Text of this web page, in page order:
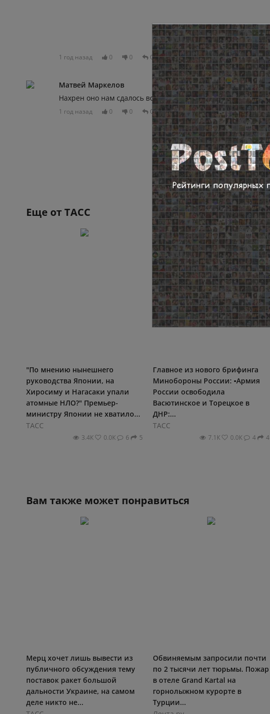
1 год назад 0 0 Отвечать
Матвей Маркелов
Нахрен оно нам сдалось вообще
1 год назад 0 0 Отвечать
Еще отТАСС
"По мнению нынешнего
руководства Японии, на
Хиросиму и Нагасаки упали
атомные НЛО?" Премьер-
министру Японии не хватило...
ТАСС
3.4К 0.0К 6 5
Главное из нового брифинга
Минобороны России: ▪️Армия
России освободила
Васютинское и Торецкое в
ДНР:...
ТАСС
7.1К 0.0К 4 4
Вам также может понравиться
Мерц хочет лишь вывести из
публичного обсуждения тему
поставок ракет большой
дальности Украине, на самом
деле никто не...
Обвиняемым запросили почти
по 2 тысячи лет тюрьмы. Пожар
в отеле Grand Kartal на
горнолыжном курорте в
Турции...